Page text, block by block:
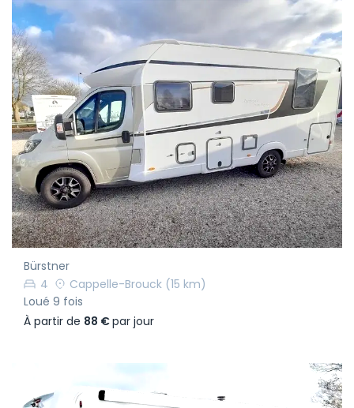
Bürstner
4
Cappelle-Brouck (15 km)
Loué 9 fois
À partir de 88 €par jour